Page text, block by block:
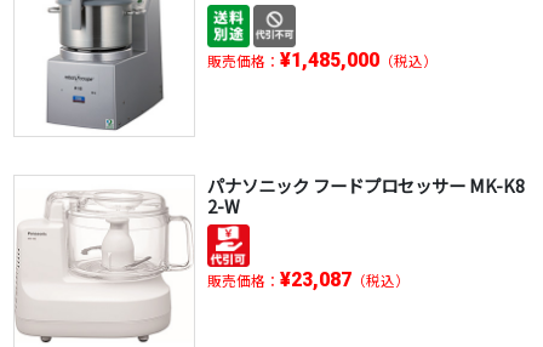
販売価格： ¥1,485,000（税込）
パナソニック フードプロセッサー MK-K8
2-W
販売価格： ¥23,087（税込）